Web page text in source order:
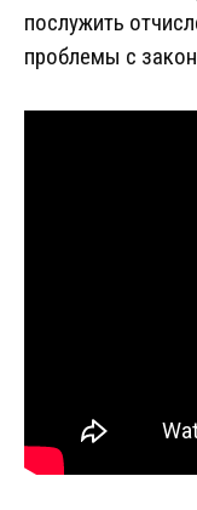
послужить
проблемы с